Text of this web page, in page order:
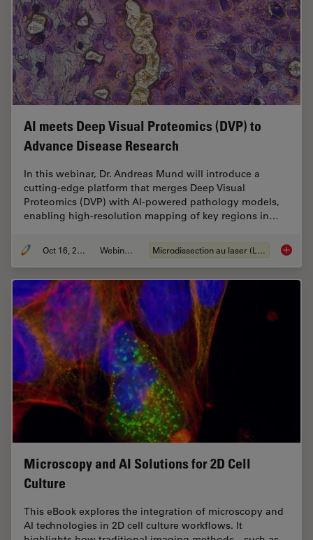
AI meets Deep Visual Proteomics (DVP) to
Advance Disease Research
In this webinar, Dr. Andreas Mund will introduce a
cutting-edge platform that merges Deep Visual
Proteomics (DVP) with AI-powered pathology models,
enabling high-resolution mapping of key regions in…
Oct 16, 2025 Webinaire Microdissection au laser (LMD) AI
Microscopy and AI Solutions for 2D Cell
Culture
This eBook explores the integration of microscopy and
AI technologies in 2D cell culture workflows. It